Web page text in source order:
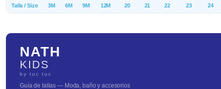
Talla / Size 3M 6M 9M 12M 20 21 22 23 24
NATH
KIDS
by tuc tuc
Guía de tallas — Moda, baño y accesorios